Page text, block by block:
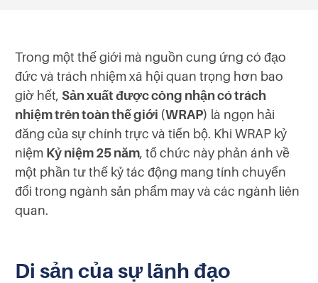
Trong một thế giới mà nguồn cung ứng có đạo
đức và trách nhiệm xã hội quan trọng hơn bao
giờ hết, Sản xuất được công nhận có trách
nhiệm trên toàn thế giới (WRAP) là ngọn hải
đăng của sự chính trực và tiến bộ. Khi WRAP kỷ
niệm Kỷ niệm 25 năm, tổ chức này phản ánh về
một phần tư thế kỷ tác động mang tính chuyển
đổi trong ngành sản phẩm may và các ngành liên
quan.
Di sản của sự lãnh đạo